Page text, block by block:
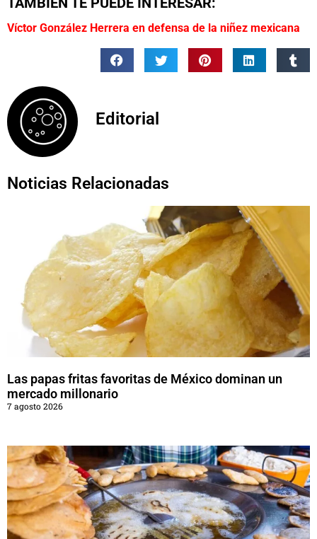
Víctor González Herrera en defensa de la niñez mexicana
Editorial
Noticias Relacionadas
Las papas fritas favoritas de México dominan un
mercado millonario
7 agosto 2026